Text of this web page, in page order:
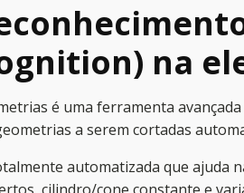
na
é uma ferramenta
a serem cortadas
automatizada que ajuda